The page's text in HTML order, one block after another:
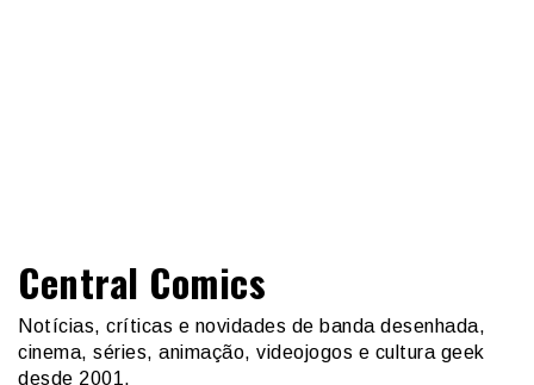
Central Comics
Notícias, críticas e novidades de banda desenhada,
cinema, séries, animação, videojogos e cultura geek
desde 2001.